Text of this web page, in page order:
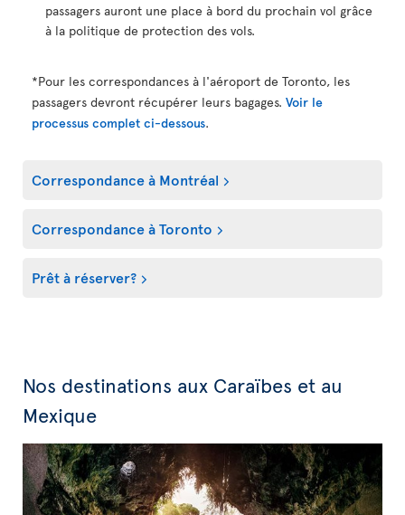
passagers auront une place à bord du prochain vol grâce
à la politique de protection des vols.
*Pour les correspondances à l'aéroport de Toronto, les
passagers devront récupérer leurs bagages. Voir le
processus complet ci-dessous.
Correspondance à Montréal
Correspondance à Toronto
Prêt à réserver?
Nos destinations aux Caraïbes et au
Mexique